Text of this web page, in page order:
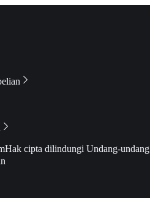
Hak cipta dilindungi Undang-undang